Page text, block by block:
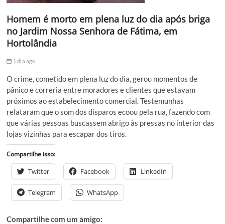
Homem é morto em plena luz do dia após briga
no Jardim Nossa Senhora de Fátima, em
Hortolândia
1 dia ago
O crime, cometido em plena luz do dia, gerou momentos de
pânico e correria entre moradores e clientes que estavam
próximos ao estabelecimento comercial. Testemunhas
relataram que o som dos disparos ecoou pela rua, fazendo com
que várias pessoas buscassem abrigo às pressas no interior das
lojas vizinhas para escapar dos tiros.
Compartilhe isso:
Twitter Facebook LinkedIn
Telegram WhatsApp
Compartilhe com um amigo: